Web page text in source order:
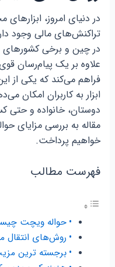
در دنیای امروز، ابزارهای
تراکنش‌های مالی وجود
در چین و برخی
علاوه بر یک پیام‌رسان
فراهم می‌کند که یکی از
ابزار به کاربران امکان
دوستان، خانواده و حتی
مقاله به بررسی مزایای
خواهیم پرداخت.
فهرست مطالب
حواله ویچت
روش‌های انتقال
برجسته ترین